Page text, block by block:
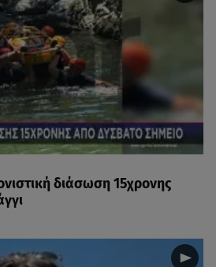
διάσωση 15χρονης